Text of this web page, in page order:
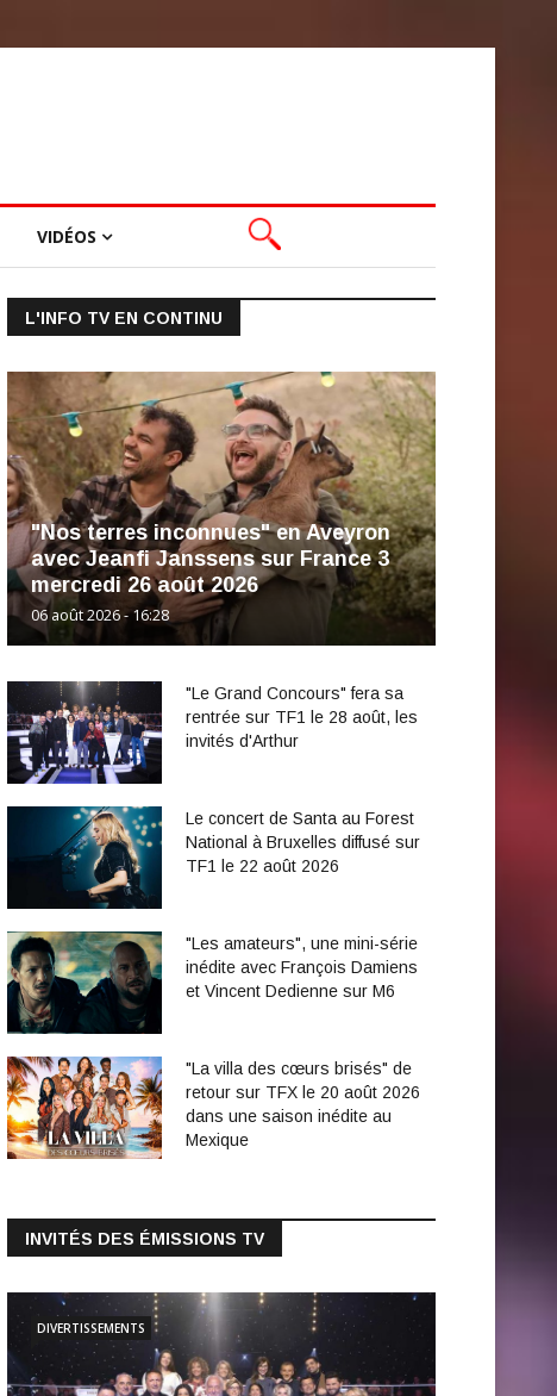
VIDÉOS
L'INFO TV EN CONTINU
"Nos terres inconnues" en Aveyron
avec Jeanfi Janssens sur France 3
mercredi 26 août 2026
06 août 2026 - 16:28
"Le Grand Concours" fera sa
rentrée sur TF1 le 28 août, les
invités d'Arthur
Le concert de Santa au Forest
National à Bruxelles diffusé sur
TF1 le 22 août 2026
"Les amateurs", une mini-série
inédite avec François Damiens
et Vincent Dedienne sur M6
"La villa des cœurs brisés" de
retour sur TFX le 20 août 2026
dans une saison inédite au
Mexique
INVITÉS DES ÉMISSIONS TV
DIVERTISSEMENTS